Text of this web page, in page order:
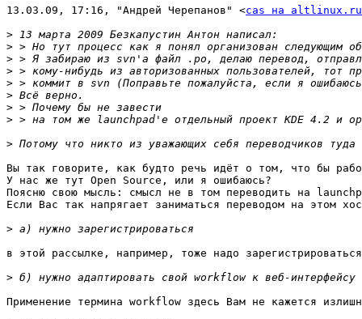
13.03.09, 17:16, "Андрей Черепанов" <cas на altlinux.ru
>
>
>
>
>
>
>
>
>
Вы так говорите, как будто речь идёт о том, что бы
У нас же тут Open Source, или я ошибаюсь?
Поясню свою мысль: смысл не в том переводить на
Если Вас так напрягает заниматься переводом на этом
>
в этой рассылке, например, тоже надо
>
Применение термина workflow здесь Вам не кажется